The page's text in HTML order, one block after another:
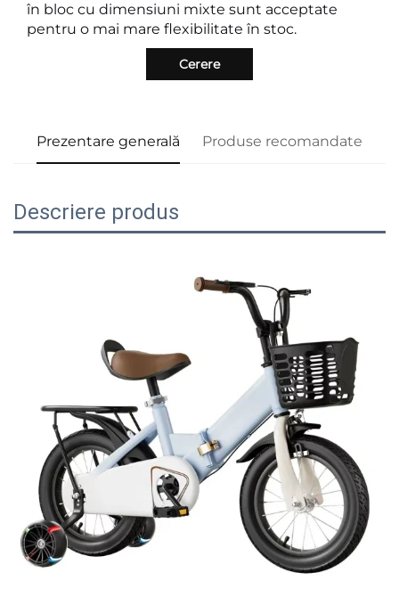
în bloc cu dimensiuni mixte sunt acceptate
pentru o mai mare flexibilitate în stoc.
Cerere
Prezentare generală Produse recomandate
Descriere produs